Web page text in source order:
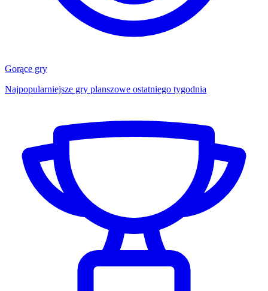
Gorące gry
Najpopularniejsze gry planszowe ostatniego tygodnia